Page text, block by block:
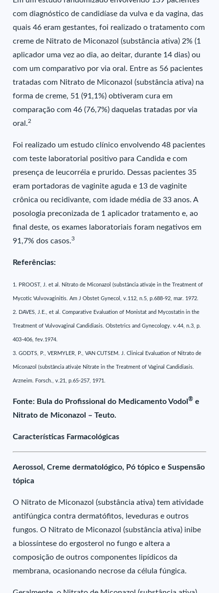
com diagnóstico de candidíase da vulva e da vagina, das
quais 46 eram gestantes, foi realizado o tratamento com
creme de Nitrato de Miconazol (substância ativa) 2% (1
aplicador uma vez ao dia, ao deitar, durante 14 dias) ou
com um comparativo por via oral. Entre as 56 pacientes
tratadas com Nitrato de Miconazol (substância ativa) na
forma de creme, 51 (91,1%) obtiveram cura em
comparação com 46 (76,7%) daquelas tratadas por via
oral.2
Foi realizado um estudo clínico envolvendo 48 pacientes
com teste laboratorial positivo para Candida e com
presença de leucorréia e prurido. Dessas pacientes 35
eram portadoras de vaginite aguda e 13 de vaginite
crônica ou recidivante, com idade média de 33 anos. A
posologia preconizada de 1 aplicador tratamento e, ao
final deste, os exames laboratoriais foram negativos em
91,7% dos casos.3
Referências:
1. PROOST, J. et al. Nitrato de Miconazol (substância ativa)e in the Treatment of
Mycotic Vulvovaginitis. Am J Obstet Gynecol, v.112, n.5, p.688-92, mar. 1972.
2. DAVES, J.E., et al. Comparative Evaluation of Monistat and Mycostatin in the
Treatment of Vulvovaginal Candidiasis. Obstetrics and Gynecology. v.44, n.3, p.
403-406, fev.1974.
3. GODTS, P., VERMYLER, P., VAN CUTSEM. J. Clinical Evaluation of Nitrato de
Miconazol (substância ativa)e Nitrate in the Treatment of Vaginal Candidiasis.
Arzneim. Forsch., v.21, p.65-257, 1971.
Fonte: Bula do Profissional do Medicamento Vodol® e
Nitrato de Miconazol – Teuto.
Características Farmacológicas
Aerossol, Creme dermatológico, Pó tópico e Suspensão
tópica
O Nitrato de Miconazol (substância ativa) tem atividade
antifúngica contra dermatófitos, leveduras e outros
fungos. O Nitrato de Miconazol (substância ativa) inibe
a biossíntese do ergosterol no fungo e altera a
composição de outros componentes lipídicos da
membrana, ocasionando necrose da célula fúngica.